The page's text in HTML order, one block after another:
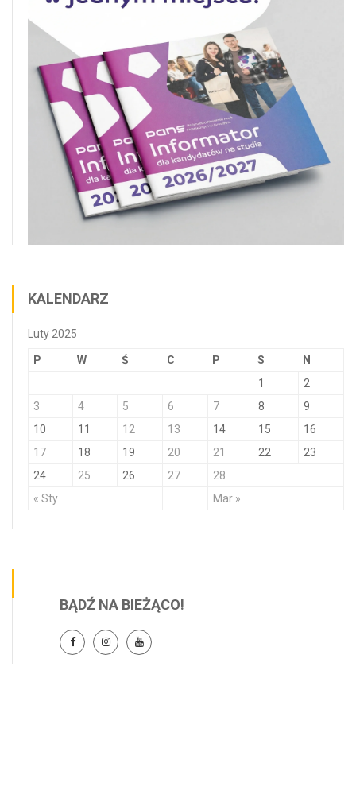
KALENDARZ
Luty 2025
P W Ś C P S N
« Sty Mar »
1
2
3
4 5 6 7 8
9
10
11 12 13 14 15
16
17
18 19 20 21 22
23
24
25 26 27 28
BĄDŹ NA BIEŻĄCO!